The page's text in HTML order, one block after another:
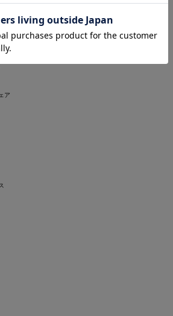
ア